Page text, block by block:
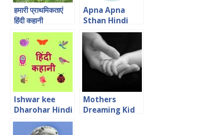
हमारी प्राथमिकताएं
हिंदी कहानी
Apna Apna
Sthan Hindi
Story
Ishwar kee
Dharohar Hindi
Short Story
Mothers
Dreaming Kid